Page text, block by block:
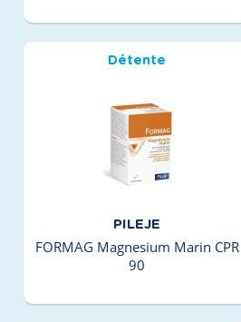
Détente
PILEJE
FORMAG Magnesium Marin CPR
90